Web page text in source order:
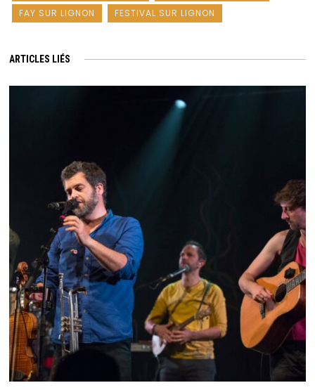
FAY SUR LIGNON
FESTIVAL SUR LIGNON
ARTICLES LIÉS